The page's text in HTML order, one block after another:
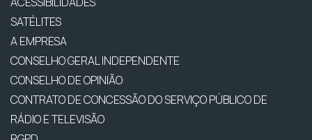
SATÉLITES
A EMPRESA
CONSELHO GERAL INDEPENDENTE
CONSELHO DE OPINIÃO
CONTRATO DE CONCESSÃO DO SERVIÇO PÚBLICO DE
RÁDIO E TELEVISÃO